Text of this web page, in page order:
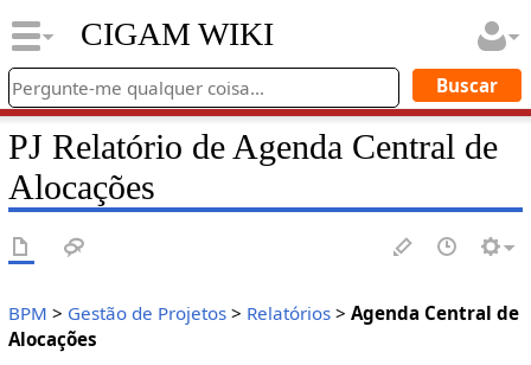
CIGAM WIKI
PJ Relatório de Agenda Central de
Alocações
BPM > Gestão de Projetos> Relatórios> Agenda Central de
Alocações